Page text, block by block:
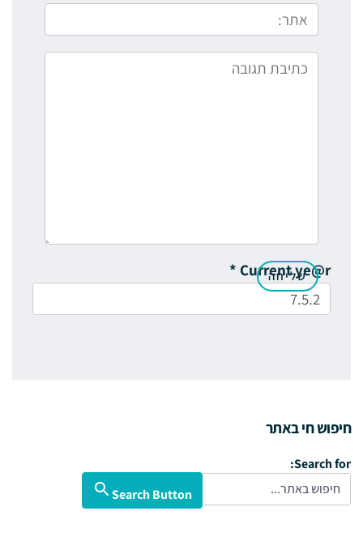
Current ye@r
*
חיפוש חי באתר
Search for:
Search Button